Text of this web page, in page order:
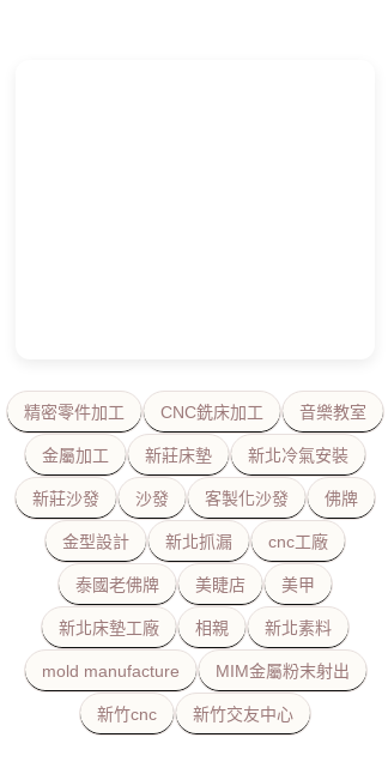
精密零件加工 CNC銑床加工 音樂教室
金屬加工 新莊床墊 新北冷氣安裝
新莊沙發 沙發 客製化沙發 佛牌
金型設計 新北抓漏 cnc工廠
泰國老佛牌 美睫店 美甲
新北床墊工廠 相親 新北素料
mold manufacture MIM金屬粉末射出
新竹cnc 新竹交友中心